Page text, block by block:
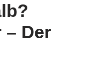
Der